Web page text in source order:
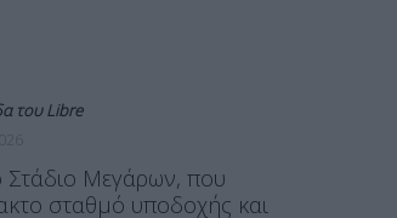
του Libre
Στάδιο Μεγάρων, που
σταθμό υποδοχής και